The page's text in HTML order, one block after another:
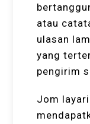
atau
ulasan
yang
pengirim
Jom layari